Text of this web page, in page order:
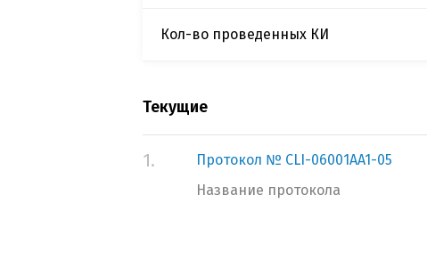
Кол-во проведенных КИ
Текущие
1.
Протокол № CLI-06001AA1-05
Название протокола